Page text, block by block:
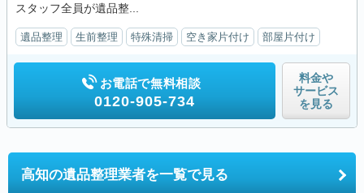
スタッフ全員が遺品整...
遺品整理 生前整理 特殊清掃 空き家片付け 部屋片付け
お電話で無料相談
0120-905-734
料金や
サービス
を見る
高知の遺品整理業者を一覧で見る